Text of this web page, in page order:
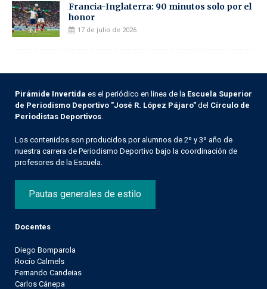
Francia-Inglaterra: 90 minutos solo por el
honor
17 de julio de 2026
Pirámide Invertida es el periódico en línea de la Escuela Superior
de Periodismo Deportivo "José R. López Pájaro" del Círculo de
Periodistas Deportivos
Los contenidos son producidos por alumnos de 2º y 3º año de
nuestra carrera de Periodismo Deportivo bajo la coordinación de
profesores de la Escuela.
Pautas generales de estilo
Docentes
Diego Bomparola
Rocío Calmels
Fernando Candeias
Carlos Cánepa